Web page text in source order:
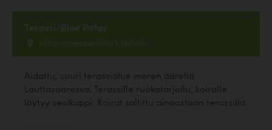
Terassi/Blue Peter
Vattuniemen puistotie 1, Helsinki
Aidattu, suuri terassialue meren äärellä
Lauttasaaressa. Terassille ruokatarjoilu, koiralle
löytyy vesikuppi. Koirat sallittu ainoastaan terassilla.